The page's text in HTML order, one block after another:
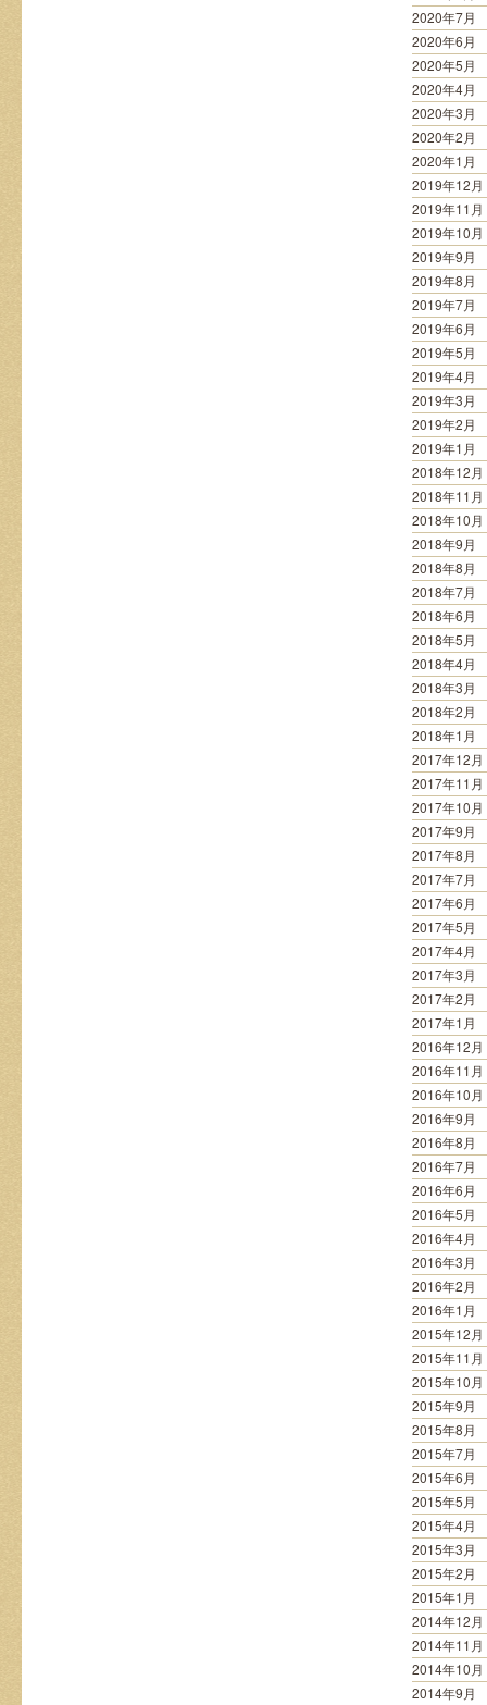
2020年7月
2020年6月
2020年5月
2020年4月
2020年3月
2020年2月
2020年1月
2019年12月
2019年11月
2019年10月
2019年9月
2019年8月
2019年7月
2019年6月
2019年5月
2019年4月
2019年3月
2019年2月
2019年1月
2018年12月
2018年11月
2018年10月
2018年9月
2018年8月
2018年7月
2018年6月
2018年5月
2018年4月
2018年3月
2018年2月
2018年1月
2017年12月
2017年11月
2017年10月
2017年9月
2017年8月
2017年7月
2017年6月
2017年5月
2017年4月
2017年3月
2017年2月
2017年1月
2016年12月
2016年11月
2016年10月
2016年9月
2016年8月
2016年7月
2016年6月
2016年5月
2016年4月
2016年3月
2016年2月
2016年1月
2015年12月
2015年11月
2015年10月
2015年9月
2015年8月
2015年7月
2015年6月
2015年5月
2015年4月
2015年3月
2015年2月
2015年1月
2014年12月
2014年11月
2014年10月
2014年9月